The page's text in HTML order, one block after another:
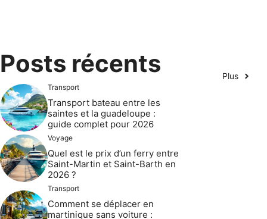
Posts récents Plus
Transport
Transport bateau entre les
saintes et la guadeloupe :
guide complet pour 2026
Voyage
Quel est le prix d’un ferry entre
Saint-Martin et Saint-Barth en
2026 ?
Transport
Comment se déplacer en
martinique sans voiture :